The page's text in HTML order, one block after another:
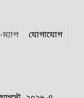
ম্যাপ
যোগাযোগ